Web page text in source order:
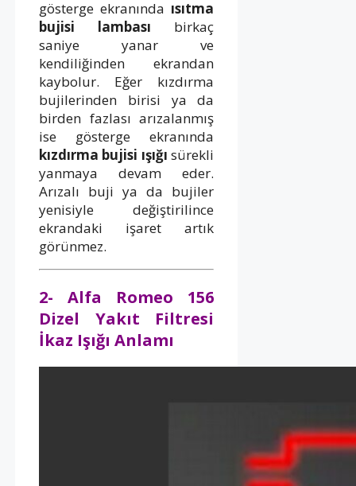
gösterge ekranında ısıtma
bujisi lambası birkaç
saniye yanar ve
kendiliğinden ekrandan
kaybolur. Eğer kızdırma
bujilerinden birisi ya da
birden fazlası arızalanmış
ise gösterge ekranında
kızdırma bujisi ışığı sürekli
yanmaya devam eder.
Arızalı buji ya da bujiler
yenisiyle değiştirilince
ekrandaki işaret artık
görünmez.
2- Alfa Romeo 156
Dizel Yakıt Filtresi
İkaz Işığı Anlamı